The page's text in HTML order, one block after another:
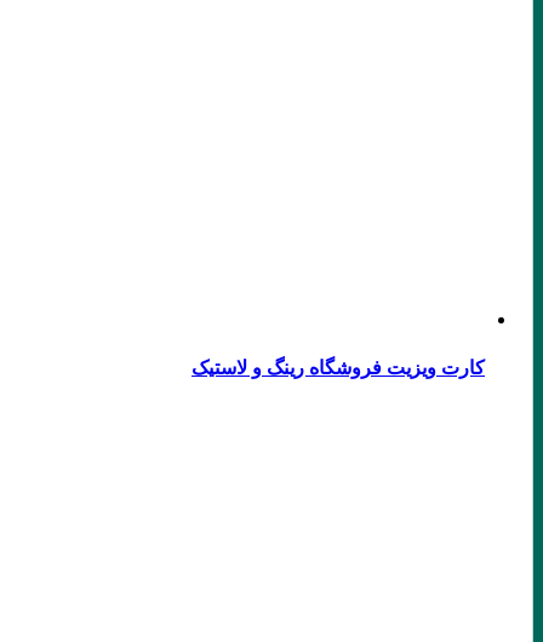
کارت ویزیت فروشگاه رینگ و لاستیک